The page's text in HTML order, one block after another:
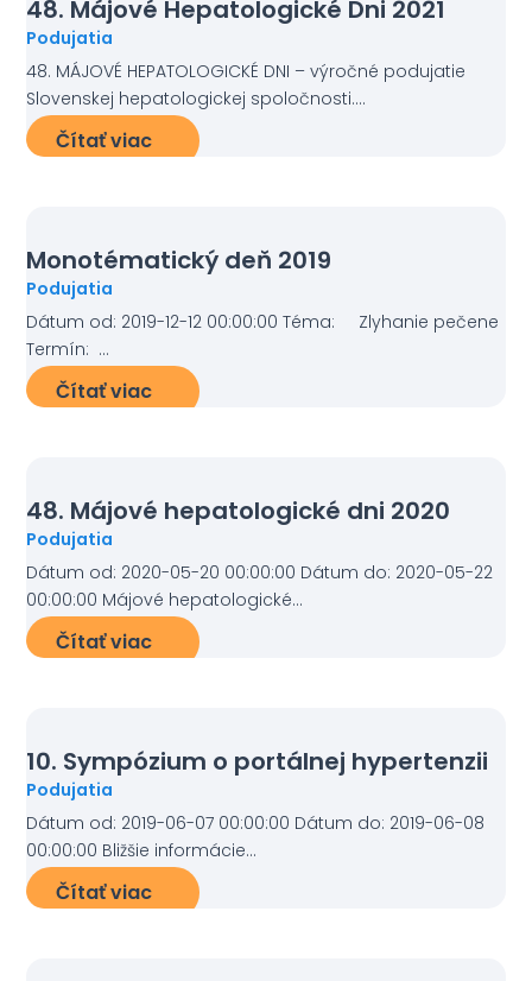
48. Májové Hepatologické Dni 2021
Podujatia
48. MÁJOVÉ HEPATOLOGICKÉ DNI – výročné podujatie
Slovenskej hepatologickej spoločnosti....
Čítať viac
Monotématický deň 2019
Podujatia
Dátum od: 2019-12-12 00:00:00 Téma: Zlyhanie pečene
Termín: ...
Čítať viac
48. Májové hepatologické dni 2020
Podujatia
Dátum od: 2020-05-20 00:00:00 Dátum do: 2020-05-22
00:00:00 Májové hepatologické...
Čítať viac
10. Sympózium o portálnej hypertenzii
Podujatia
Dátum od: 2019-06-07 00:00:00 Dátum do: 2019-06-08
00:00:00 Bližšie informácie...
Čítať viac